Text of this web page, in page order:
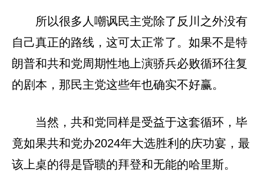
所以很多人嘲讽民主党除了反川之外没有
自己真正的路线，这可太正常了。如果不是特
朗普和共和党周期性地上演骄兵必败循环往复
的剧本，那民主党这些年也确实不好赢。
当然，共和党同样是受益于这套循环，毕
竟如果共和党办2024年大选胜利的庆功宴，最
该上桌的得是昏聩的拜登和无能的哈里斯。